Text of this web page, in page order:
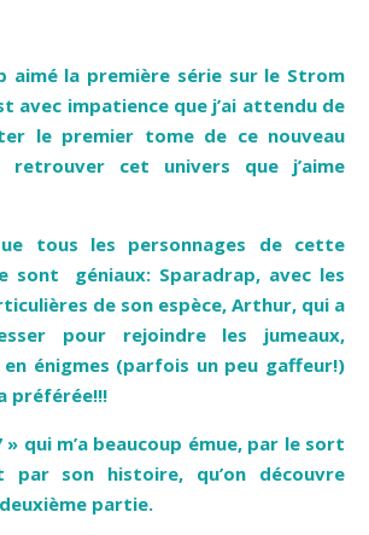
aimé la première série sur le Strom
avec impatience que j’ai attendu de
le premier tome de ce nouveau
cet univers que j’aime
tous les personnages de cette
sont
géniaux: Sparadrap, avec les
de son espèce, Arthur, qui a
pour rejoindre les jumeaux,
en énigmes (parfois un peu gaffeur!)
préférée!!!
» qui m’a beaucoup émue, par le sort
par son histoire, qu’on découvre
partie.